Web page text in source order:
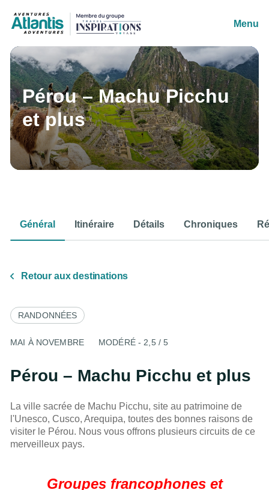
Menu
Pérou – Machu Picchu
et plus
Général Itinéraire Détails Chroniques
Retour aux destinations
RANDONNÉES
MAI À NOVEMBRE MODÉRÉ - 2,5 / 5
Pérou – Machu Picchu et plus
La ville sacrée de Machu Picchu, site au patrimoine de
l'Unesco, Cusco, Arequipa, toutes des bonnes raisons de
visiter le Pérou. Nous vous offrons plusieurs circuits de ce
merveilleux pays.
Groupes francophones et